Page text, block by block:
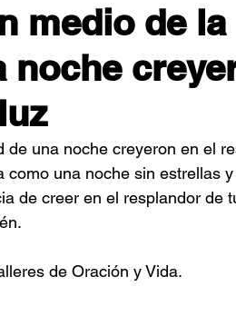
Libros Orar y Vivir
medio de la
noche
una noche creyeron en el
una noche sin estrellas
de creer en el resplandor de
de Oración y Vida.